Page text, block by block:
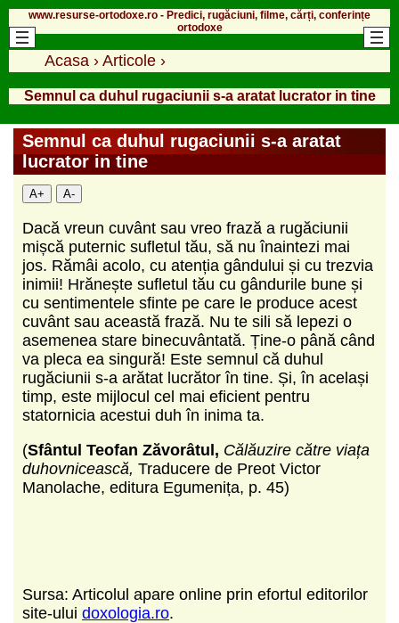
www.resurse-ortodoxe.ro - Predici, rugăciuni, filme, cărți, conferințe
ortodoxe
Acasa › Articole ›
Semnul ca duhul rugaciunii s-a aratat lucrator in tine
Semnul ca duhul rugaciunii s-a aratat
lucrator in tine
A+ A-
Dacă vreun cuvânt sau vreo frază a rugăciunii
mișcă puternic sufletul tău, să nu înaintezi mai
jos. Rămâi acolo, cu atenția gândului și cu trezvia
inimii! Hrănește sufletul tău cu gândurile bune și
cu sentimentele sfinte pe care le produce acest
cuvânt sau această frază. Nu te sili să lepezi o
asemenea stare binecuvântată. Ține-o până când
va pleca ea singură! Este semnul că duhul
rugăciunii s-a arătat lucrător în tine. Și, în același
timp, este mijlocul cel mai eficient pentru
statornicia acestui duh în inima ta.
(Sfântul Teofan Zăvorâtul, Călăuzire către viața
duhovnicească, Traducere de Preot Victor
Manolache, editura Egumenița, p. 45)
Sursa: Articolul apare online prin efortul editorilor
site-ului doxologia.ro.